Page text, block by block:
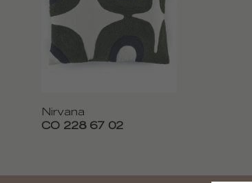
Nirvana
CO 228 67 02